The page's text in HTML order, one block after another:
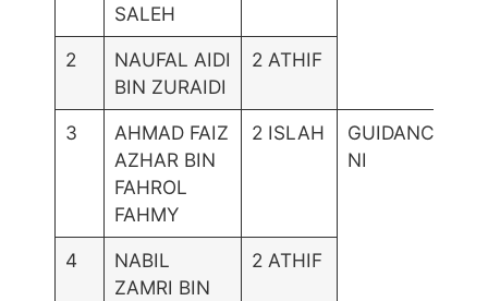
SALEH
2
NAUFAL AIDI
BIN ZURAIDI
2 ATHIF
3
AHMAD FAIZ
AZHAR BIN
FAHROL
FAHMY
2 ISLAH
GUIDANCE-
NI
4
NABIL
ZAMRI BIN
2 ATHIF